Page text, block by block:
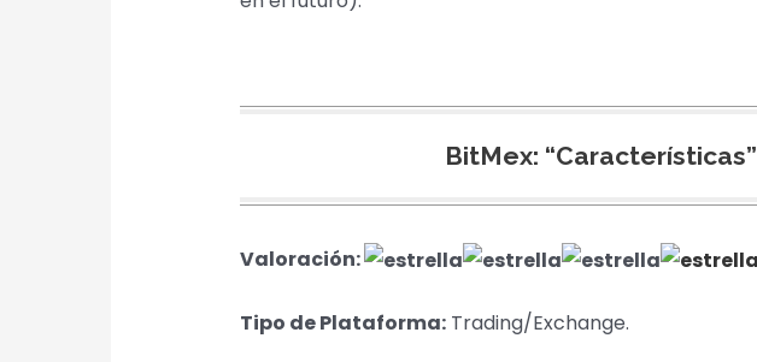
BitMex: “Características”
Valoración:
Tipo de Plataforma:Trading/Exchange.